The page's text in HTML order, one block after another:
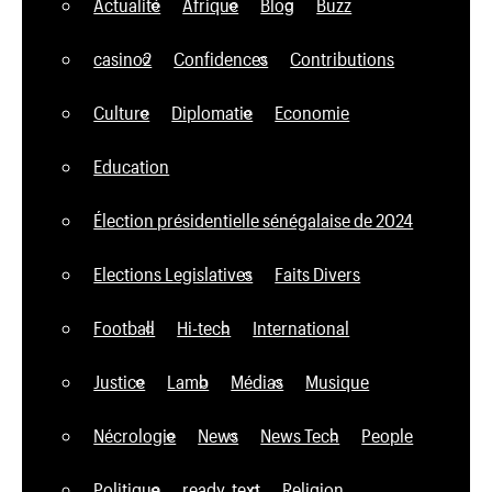
casino2 Confidences Contributions
Culture Diplomatie Economie
Education
Élection présidentielle sénégalaise de 2024
Elections Legislatives Faits Divers
Football Hi-tech International
Justice Lamb Médias Musique
Nécrologie News News Tech People